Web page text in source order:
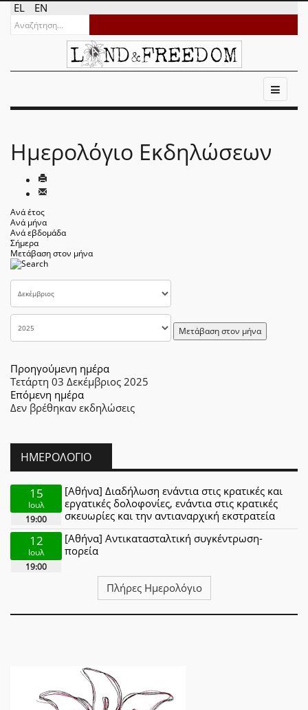
EL EN
Ημερολόγιο Εκδηλώσεων
Ανά έτος
Ανά μήνα
Ανά εβδομάδα
Σήμερα
Μετάβαση στον μήνα
Μετάβαση στον μήνα
Προηγούμενη ημέρα
Τετάρτη 03 Δεκέμβριος 2025
Επόμενη ημέρα
Δεν βρέθηκαν εκδηλώσεις
ΗΜΕΡΟΛΌΓΙΟ
15
Ιουλ
19:00
[Αθήνα] Διαδήλωση ενάντια στις κρατικές και
εργατικές δολοφονίες, ενάντια στις κρατικές
σκευωρίες και την αντιαναρχική εκστρατεία
12
Ιουλ
19:00
[Αθήνα] Αντικατασταλτική συγκέντρωση-
πορεία
Πλήρες Ημερολόγιο